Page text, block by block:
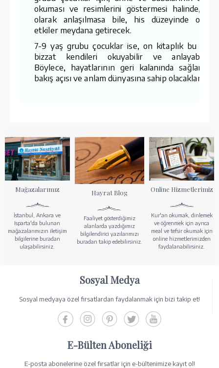
okuması ve resimlerini göstermesi halinde,
olarak anlaşılmasa bile, his düzeyinde
etkiler meydana getirecek.
7-9 yaş grubu çocuklar ise, on kitaplık bu
bizzat kendileri okuyabilir ve
Böylece, hayatlarının geri kalanında sağlam
bakış açısı ve anlam dünyasına sahip olacaklardır.
Mağazalarımız
İstanbul, Ankara ve
Isparta'da bulunan
mağazalarımızın iletişim
bilgilerine buradan
ulaşabilirsiniz.
Hayrat Blog
Faaliyet gösterdiğimiz
alanlarda yazdığımız
bilgilendirici yazılarımızı
buradan takip edebilirsiniz.
Online Hizmetlerimiz
Kur'an okumak, dinlemek
ve öğrenmek için ayrıca
meal ve tefsir okumak için
online hizmetlerimizden
faydalanabilirsiniz.
Sosyal Medya
Sosyal medyaya özel fırsatlardan faydalanmak için bizi takip et!
E-Bülten Aboneliği
E-posta abonelerine özel fırsatlar için e-bültenimize kayıt ol!